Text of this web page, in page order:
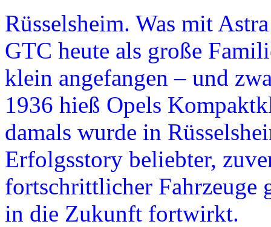
Rüsselsheim. Was mit
GTC heute als große
klein angefangen – und
1936 hieß Opels
damals wurde in
Erfolgsstory beliebter,
fortschrittlicher Fahrzeuge
in die Zukunft fortwirkt.